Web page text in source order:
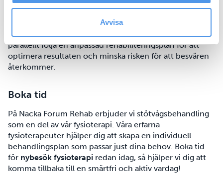
Avvisa
Många patienter upplever märkbara förbättringar redan
efter ett par behandlingar, även om full effekt ofta nås
först efter hela behandlingsserien. Det är viktigt att
parallellt följa en anpassad rehabiliteringsplan för att
optimera resultaten och minska risken för att besvären
återkommer.
Boka tid
På Nacka Forum Rehab erbjuder vi stötvågsbehandling
som en del av vår fysioterapi. Våra erfarna
fysioterapeuter hjälper dig att skapa en individuell
behandlingsplan som passar just dina behov. Boka tid
för nybesök fysioterapi redan idag, så hjälper vi dig att
komma tillbaka till en smärtfri och aktiv vardag!